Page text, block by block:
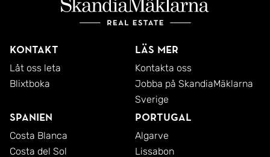
Kontakt
Låt oss leta
Blixtboka
Läs mer
Kontakta oss
Jobba på SkandiaMäklarna
Sverige
Spanien
Costa Blanca
Costa del Sol
Portugal
Algarve
Lissabon